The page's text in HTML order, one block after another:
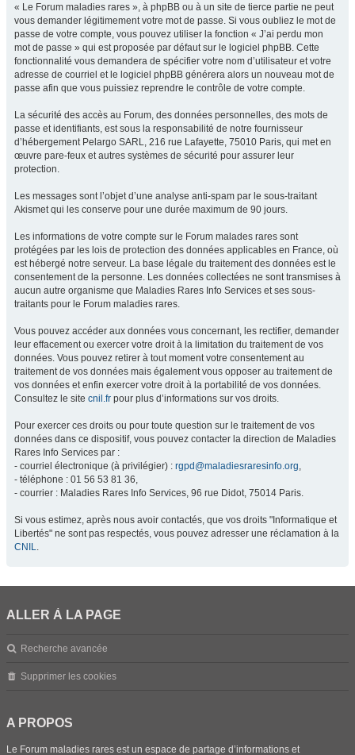
« Le Forum maladies rares », à phpBB ou à un site de tierce partie ne peut
vous demander légitimement votre mot de passe. Si vous oubliez le mot de
passe de votre compte, vous pouvez utiliser la fonction « J’ai perdu mon
mot de passe » qui est proposée par défaut sur le logiciel phpBB. Cette
fonctionnalité vous demandera de spécifier votre nom d’utilisateur et votre
adresse de courriel et le logiciel phpBB générera alors un nouveau mot de
passe afin que vous puissiez reprendre le contrôle de votre compte.
La sécurité des accès au Forum, des données personnelles, des mots de
passe et identifiants, est sous la responsabilité de notre fournisseur
d’hébergement Pelargo SARL, 216 rue Lafayette, 75010 Paris, qui met en
œuvre pare-feux et autres systèmes de sécurité pour assurer leur
protection.
Les messages sont l’objet d’une analyse anti-spam par le sous-traitant
Akismet qui les conserve pour une durée maximum de 90 jours.
Les informations de votre compte sur le Forum malades rares sont
protégées par les lois de protection des données applicables en France, où
est hébergé notre serveur. La base légale du traitement des données est le
consentement de la personne. Les données collectées ne sont transmises à
aucun autre organisme que Maladies Rares Info Services et ses sous-
traitants pour le Forum maladies rares.
Vous pouvez accéder aux données vous concernant, les rectifier, demander
leur effacement ou exercer votre droit à la limitation du traitement de vos
données. Vous pouvez retirer à tout moment votre consentement au
traitement de vos données mais également vous opposer au traitement de
vos données et enfin exercer votre droit à la portabilité de vos données.
Consultez le site cnil.fr pour plus d’informations sur vos droits.
Pour exercer ces droits ou pour toute question sur le traitement de vos
données dans ce dispositif, vous pouvez contacter la direction de Maladies
Rares Info Services par :
- courriel électronique (à privilégier) : rgpd@maladiesraresinfo.org,
- téléphone : 01 56 53 81 36,
- courrier : Maladies Rares Info Services, 96 rue Didot, 75014 Paris.
Si vous estimez, après nous avoir contactés, que vos droits "Informatique et
Libertés" ne sont pas respectés, vous pouvez adresser une réclamation à la
CNIL.
ALLER À LA PAGE
Recherche avancée
Supprimer les cookies
A PROPOS
Le Forum maladies rares est un espace de partage d’informations et